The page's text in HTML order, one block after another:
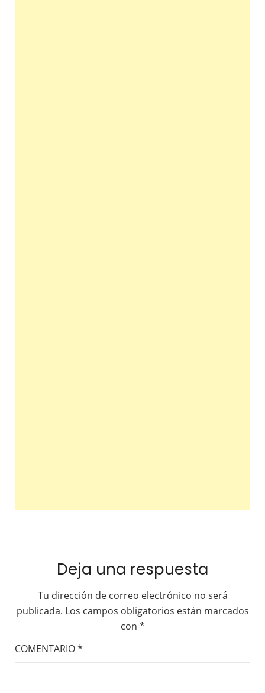
Deja una respuesta
Tu dirección de correo electrónico no será
publicada. Los campos obligatorios están marcados
con *
COMENTARIO*